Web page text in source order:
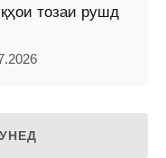
тозаи рушд